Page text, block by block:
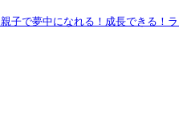
親子で夢中になれる！成長できる！